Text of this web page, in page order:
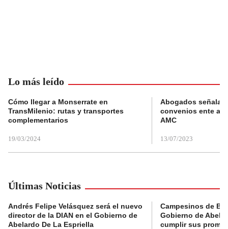
Lo más leído
Cómo llegar a Monserrate en
TransMilenio: rutas y transportes
complementarios
19/03/2024
Abogados
convenios ente
AMC
13/07/2023
Últimas Noticias
Andrés Felipe Velásquez será el nuevo
director de la DIAN en el Gobierno de
Abelardo De La Espriella
Campesinos de
Gobierno de
cumplir sus